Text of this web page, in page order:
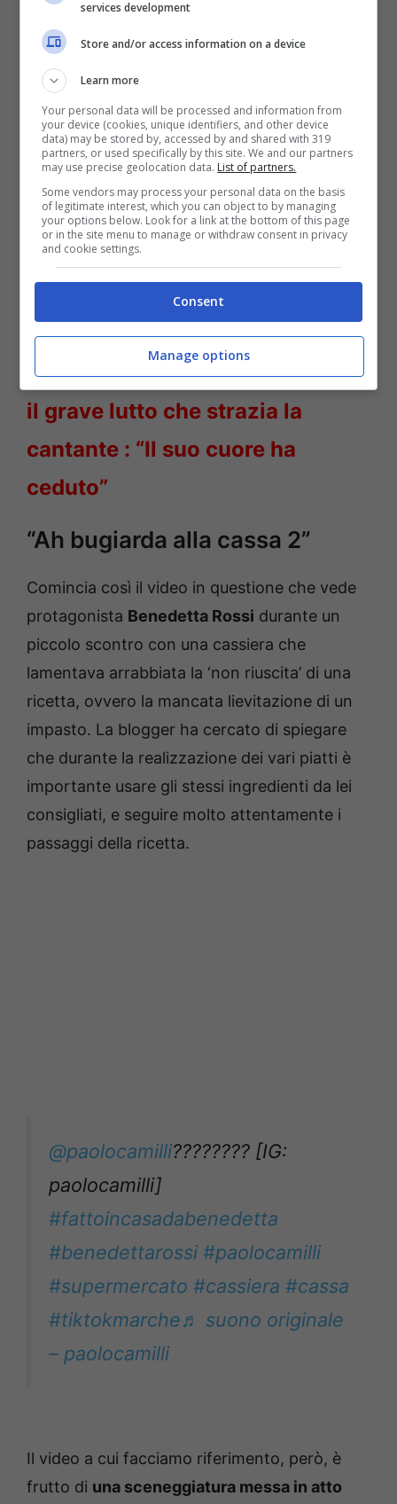
LEGGI ANCHE->Meghan Markle
non era una “ragazza da
sposare” | Il retroscena che
sconvolge Harry
LEGGI ANCHE->Nancy Coppola,
il grave lutto che strazia la
cantante : “Il suo cuore ha
ceduto”
“Ah bugiarda alla cassa 2”
Comincia così il video in questione che vede
protagonista Benedetta Rossi durante un
piccolo scontro con una cassiera che
lamentava arrabbiata la ‘non riuscita’ di una
ricetta, ovvero la mancata lievitazione di un
impasto. La blogger ha cercato di spiegare
che durante la realizzazione dei vari piatti è
importante usare gli stessi ingredienti da lei
consigliati, e seguire molto attentamente i
passaggi della ricetta.
@paolocamilli???????? [IG:
paolocamilli]
#fattoincasadabenedetta
#benedettarossi #paolocamilli
#supermercato #cassiera #cassa
#tiktokmarche♬ suono originale
– paolocamilli
Il video a cui facciamo riferimento, però, è
frutto di una sceneggiatura messa in atto
services development
Store and/or access information on a device
Learn more
Your personal data will be processed and information from
your device (cookies, unique identifiers, and other device
data) may be stored by, accessed by and shared with 319
partners, or used specifically by this site. We and our partners
may use precise geolocation data. List of partners.
Some vendors may process your personal data on the basis
of legitimate interest, which you can object to by managing
your options below. Look for a link at the bottom of this page
or in the site menu to manage or withdraw consent in privacy
and cookie settings.
Consent
Manage options